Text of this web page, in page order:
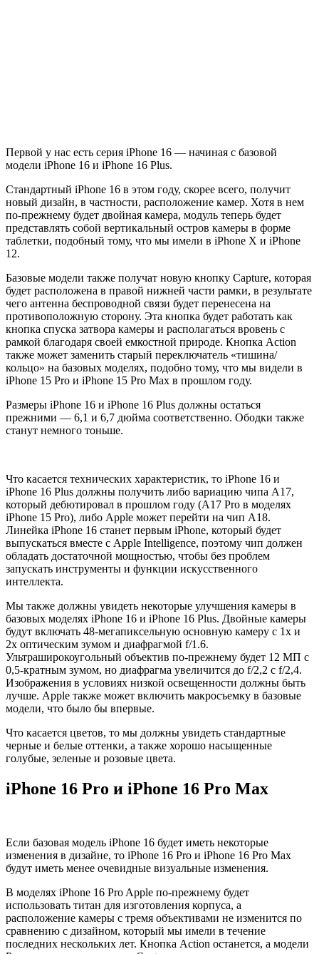
Первой у нас есть серия iPhone 16 — начиная с базовой
модели iPhone 16 и iPhone 16 Plus.
Стандартный iPhone 16 в этом году, скорее всего, получит
новый дизайн, в частности, расположение камер. Хотя в нем
по-прежнему будет двойная камера, модуль теперь будет
представлять собой вертикальный остров камеры в форме
таблетки, подобный тому, что мы имели в iPhone X и iPhone
12.
Базовые модели также получат новую кнопку Capture, которая
будет расположена в правой нижней части рамки, в результате
чего антенна беспроводной связи будет перенесена на
противоположную сторону. Эта кнопка будет работать как
кнопка спуска затвора камеры и располагаться вровень с
рамкой благодаря своей емкостной природе. Кнопка Action
также может заменить старый переключатель «тишина/
кольцо» на базовых моделях, подобно тому, что мы видели в
iPhone 15 Pro и iPhone 15 Pro Max в прошлом году.
Размеры iPhone 16 и iPhone 16 Plus должны остаться
прежними — 6,1 и 6,7 дюйма соответственно. Ободки также
станут немного тоньше.
Что касается технических характеристик, то iPhone 16 и
iPhone 16 Plus должны получить либо вариацию чипа A17,
который дебютировал в прошлом году (A17 Pro в моделях
iPhone 15 Pro), либо Apple может перейти на чип A18.
Линейка iPhone 16 станет первым iPhone, который будет
выпускаться вместе с Apple Intelligence, поэтому чип должен
обладать достаточной мощностью, чтобы без проблем
запускать инструменты и функции искусственного
интеллекта.
Мы также должны увидеть некоторые улучшения камеры в
базовых моделях iPhone 16 и iPhone 16 Plus. Двойные камеры
будут включать 48-мегапиксельную основную камеру с 1x и
2x оптическим зумом и диафрагмой f/1.6.
Ультраширокоугольный объектив по-прежнему будет 12 МП с
0,5-кратным зумом, но диафрагма увеличится до f/2,2 с f/2,4.
Изображения в условиях низкой освещенности должны быть
лучше. Apple также может включить макросъемку в базовые
модели, что было бы впервые.
Что касается цветов, то мы должны увидеть стандартные
черные и белые оттенки, а также хорошо насыщенные
голубые, зеленые и розовые цвета.
iPhone 16 Pro и iPhone 16 Pro Max
Если базовая модель iPhone 16 будет иметь некоторые
изменения в дизайне, то iPhone 16 Pro и iPhone 16 Pro Max
будут иметь менее очевидные визуальные изменения.
В моделях iPhone 16 Pro Apple по-прежнему будет
использовать титан для изготовления корпуса, а
расположение камеры с тремя объективами не изменится по
сравнению с дизайном, который мы имели в течение
последних нескольких лет. Кнопка Action останется, а модели